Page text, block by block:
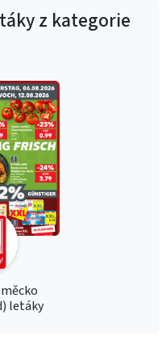
z kategorie
letáky